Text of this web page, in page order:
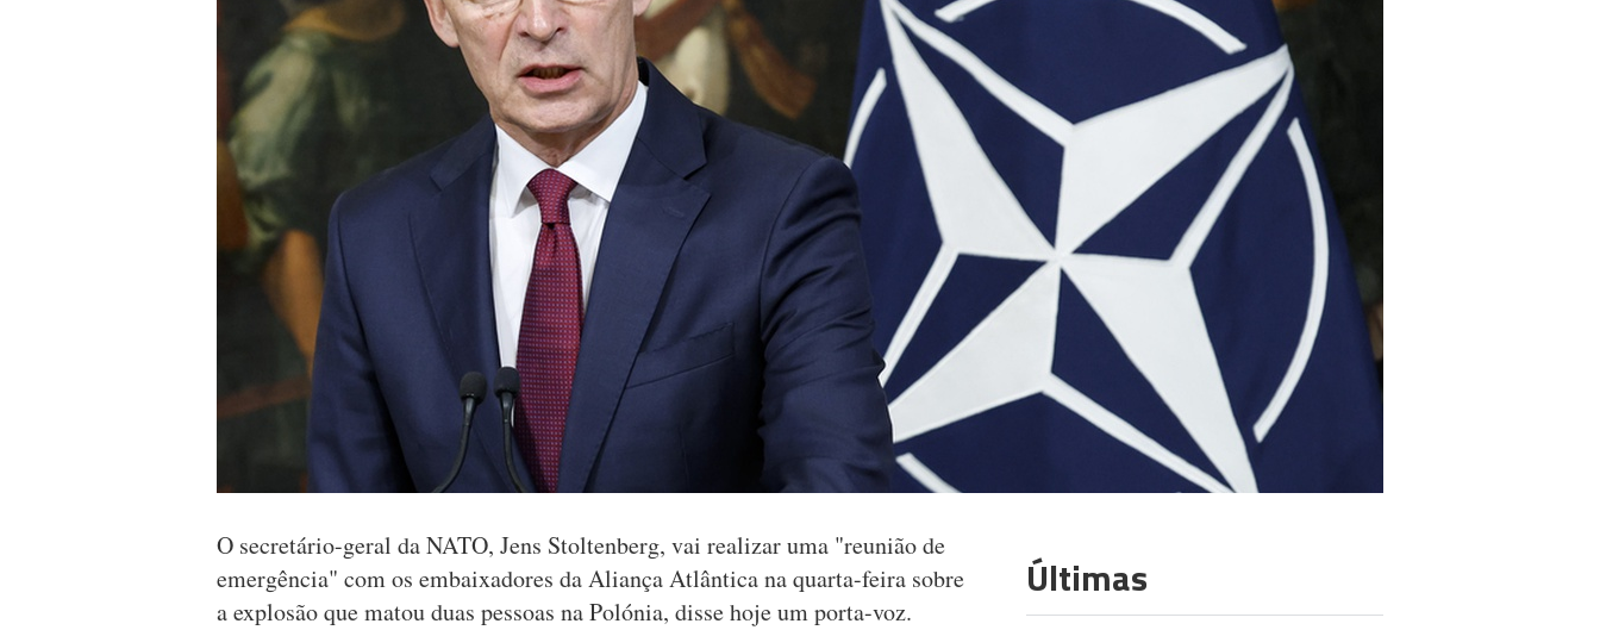
O secretário-geral da NATO, Jens Stoltenberg, vai realizar uma "reunião de
emergência" com os embaixadores da Aliança Atlântica na quarta-feira sobre
a explosão que matou duas pessoas na Polónia, disse hoje um porta-voz.
Últimas